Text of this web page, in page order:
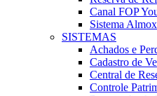
Canal FOP
Sistema
SISTEMAS
Achados e
Cadastro de
Central de
Controle